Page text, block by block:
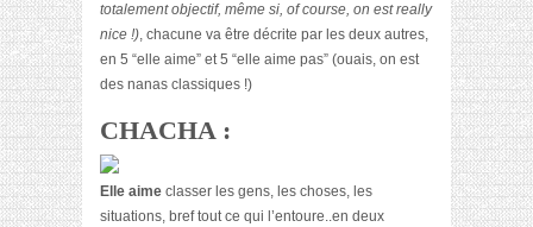
totalement objectif, même si, of course, on est really
nice !), chacune va être décrite par les deux autres,
en 5 “elle aime” et 5 “elle aime pas” (ouais, on est
des nanas classiques !)
CHACHA :
Elle aime classer les gens, les choses, les
situations, bref tout ce qui l’entoure..en deux